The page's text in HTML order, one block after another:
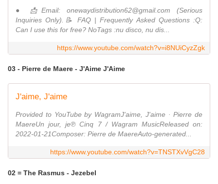
● 📩Email: onewaydistribution62@gmail.com (Serious
Inquiries Only).📝 FAQ | Frequently Asked Questions :Q:
Can I use this for free? NoTags :nu disco, nu dis...
https://www.youtube.com/watch?v=i8NUiCyzZgk
03 - Pierre de Maere - J'Aime J'Aime
J'aime, J'aime
Provided to YouTube by WagramJ'aime, J'aime · Pierre de
MaereUn jour, je℗ Cinq 7 / Wagram MusicReleased on:
2022-01-21Composer: Pierre de MaereAuto-generated...
https://www.youtube.com/watch?v=TNSTXvVgC28
02 = The Rasmus - Jezebel